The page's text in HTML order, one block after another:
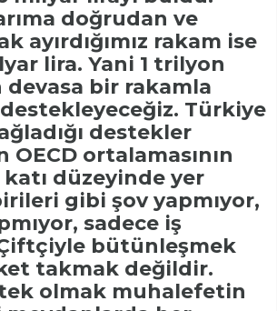
doğrudan ve
ayırdığımız rakam ise
lira. Yani 1 trilyon
devasa bir rakamla
Türkiye
destekler
OECD ortalamasının
düzeyinde yer
gibi şov yapmıyor,
sadece iş
bütünleşmek
takmak değildir.
olmak muhalefetin